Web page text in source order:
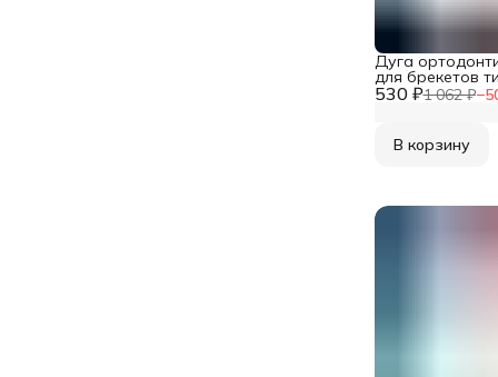
530 ₽1 062 ₽−
Дуга
для брекетов
молибденовая
В корзину